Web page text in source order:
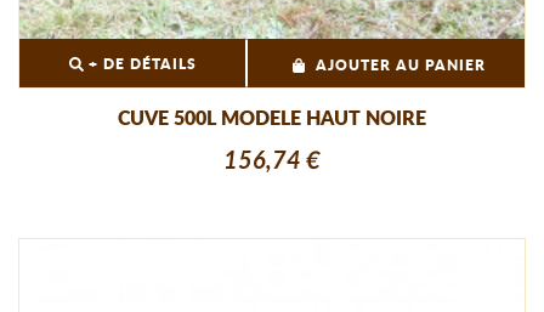
+ DE DÉTAILS AJOUTER AU PANIER
CUVE 500L MODELE HAUT NOIRE
156,74 €